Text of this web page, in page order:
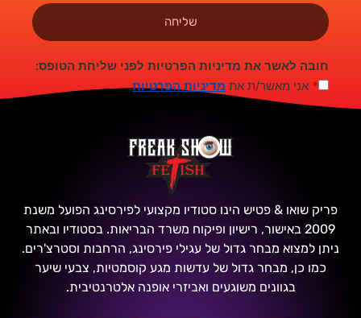
שליחה
חובה לאשר את מדיניות הפרטיות לפני שליחת הטופס:
* אני מאשר/ת את מדיניות הפרטיות.
פריק שואו & פטיש הינו סטודיו מקצועי לפירסינג הפועל משנת
2009 באישור, רישיון ופיקוח משרד הבריאות. בסטודיו ובאתר
ניתן למצוא מבחר גדול של עגילי פירסינג, הרחבות וסטרצ'רים.
כמו כן, מבחר גדול של עדשות מגע קוסמטיות, צבעי שיער
בגוונים משוגעים ואביזרי אופנה אלטרנטיבית.